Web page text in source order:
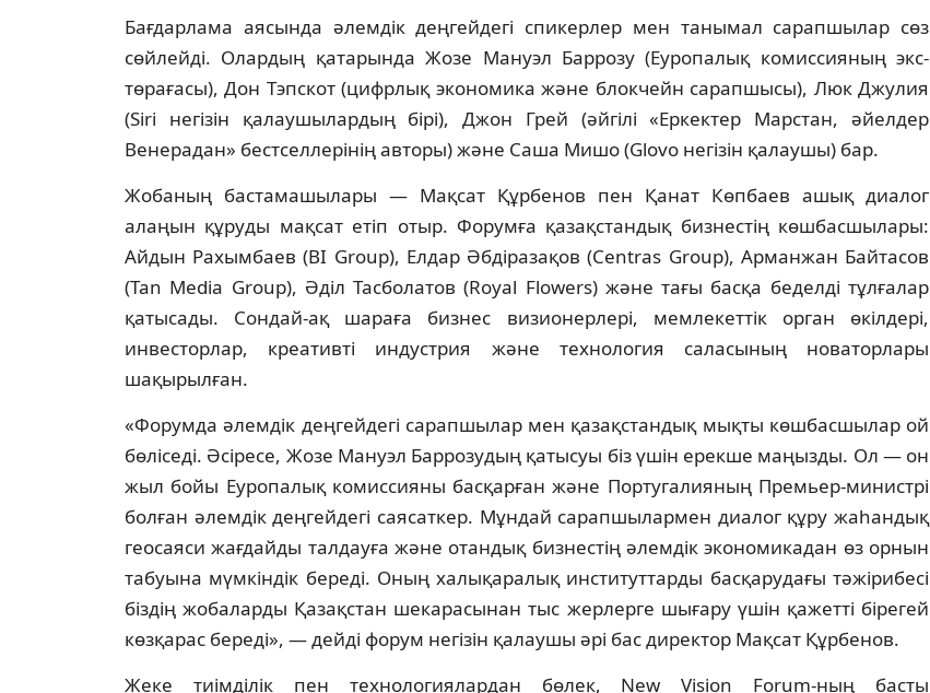
Бағдарлама аясында әлемдік деңгейдегі спикерлер мен танымал сарапшылар сөз
сөйлейді. Олардың қатарында Жозе Мануэл Баррозу (Еуропалық комиссияның экс-
төрағасы), Дон Тэпскот (цифрлық экономика және блокчейн сарапшысы), Люк Джулия
(Siri негізін қалаушылардың бірі), Джон Грей (әйгілі «Еркектер Марстан, әйелдер
Венерадан» бестселлерінің авторы) және Саша Мишо (Glovo негізін қалаушы) бар.
Жобаның бастамашылары — Мақсат Құрбенов пен Қанат Көпбаев ашық диалог
алаңын құруды мақсат етіп отыр. Форумға қазақстандық бизнестің көшбасшылары:
Айдын Рахымбаев (BI Group), Елдар Әбдіразақов (Centras Group), Арманжан Байтасов
(Tan Media Group), Әділ Тасболатов (Royal Flowers) және тағы басқа беделді тұлғалар
қатысады. Сондай-ақ шараға бизнес визионерлері, мемлекеттік орган өкілдері,
инвесторлар, креативті индустрия және технология саласының новаторлары
шақырылған.
«Форумда әлемдік деңгейдегі сарапшылар мен қазақстандық мықты көшбасшылар ой
бөліседі. Әсіресе, Жозе Мануэл Баррозудың қатысуы біз үшін ерекше маңызды. Ол — он
жыл бойы Еуропалық комиссияны басқарған және Португалияның Премьер-министрі
болған әлемдік деңгейдегі саясаткер. Мұндай сарапшылармен диалог құру жаһандық
геосаяси жағдайды талдауға және отандық бизнестің әлемдік экономикадан өз орнын
табуына мүмкіндік береді. Оның халықаралық институттарды басқарудағы тәжірибесі
біздің жобаларды Қазақстан шекарасынан тыс жерлерге шығару үшін қажетті бірегей
көзқарас береді», — дейді форум негізін қалаушы әрі бас директор Мақсат Құрбенов.
Жеке тиімділік пен технологиялардан бөлек, New Vision Forum-ның басты